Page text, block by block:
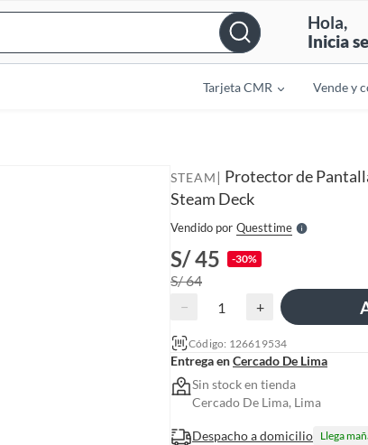
e
Hola,
Inicia
Tarjeta CMR Vende y
STEAM | Protector de
Steam Deck
Vendido por QuesttimeS
r
S/ 45 -30%
S/ 64
−
+
Código: 126619534
Entrega enCercado De Lima
Sin stock en tienda
Cercado De Lima, Lima
Despacho a domicilio Llega